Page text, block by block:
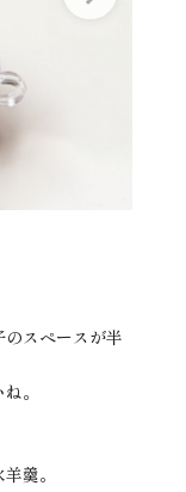
スペースが半
。
羹。